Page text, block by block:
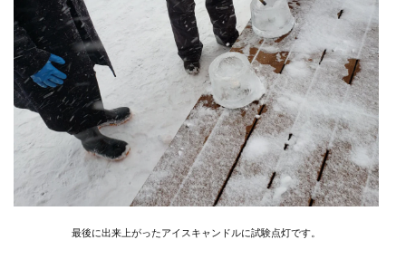
最後に出来上がったアイスキャンドルに試験点灯です。